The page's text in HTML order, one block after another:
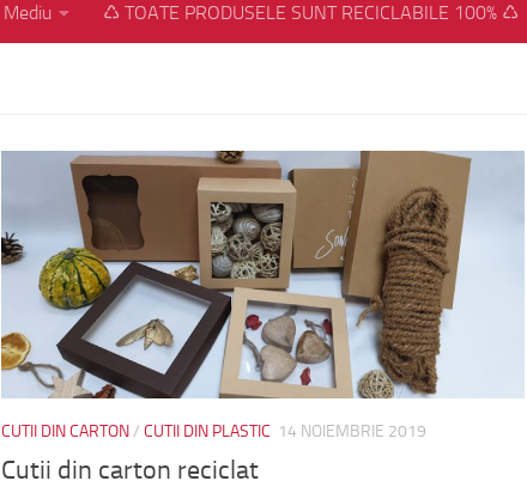
Mediu ♺ TOATE PRODUSELE SUNT RECICLABILE 100% ♺
CUTII DIN CARTON/ CUTII DIN PLASTIC 14 NOIEMBRIE 2019
Cutii din carton reciclat